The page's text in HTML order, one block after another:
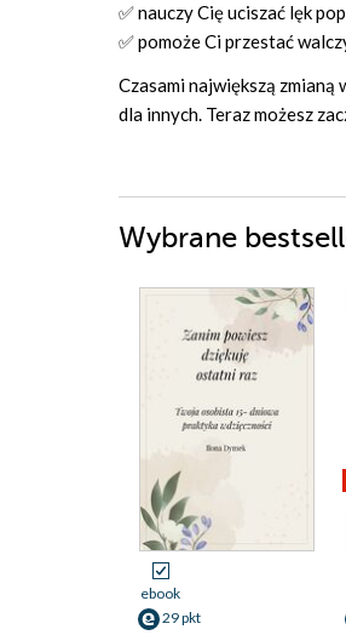
✅ nauczy Cię uciszać lęk
✅ pomoże Ci przestać
Czasami największą
dla innych. Teraz możesz
Wybrane
ebook
29 pkt